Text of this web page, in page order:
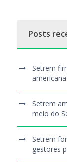
Posts
Setrem
Setrem
meio do
Setrem
gestores